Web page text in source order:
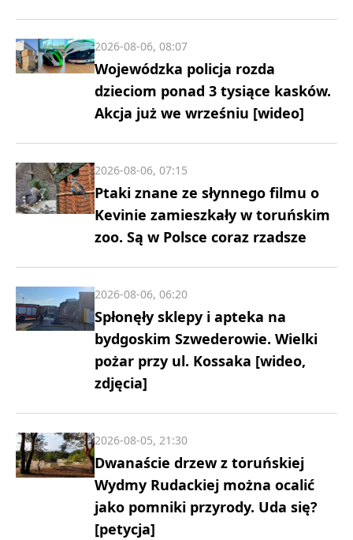
Wojewódzka policja rozda
dzieciom ponad 3 tysiące kasków.
Akcja już we wrześniu [wideo]
2026-08-06, 08:07
Ptaki znane ze słynnego filmu o
Kevinie zamieszkały w toruńskim
zoo. Są w Polsce coraz rzadsze
2026-08-06, 07:15
Spłonęły sklepy i apteka na
bydgoskim Szwederowie. Wielki
pożar przy ul. Kossaka [wideo,
zdjęcia]
2026-08-06, 06:20
Dwanaście drzew z toruńskiej
Wydmy Rudackiej można ocalić
jako pomniki przyrody. Uda się?
[petycja]
2026-08-05, 21:30